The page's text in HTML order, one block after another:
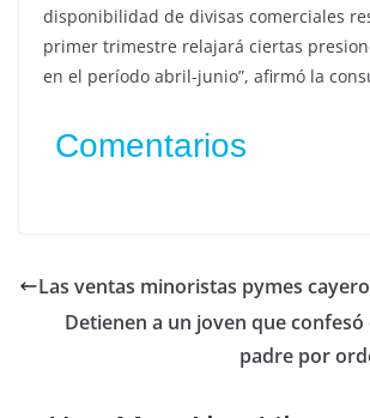
disponibilidad de divisas comerciales
primer trimestre relajará ciertas
en el período abril-junio”, afirmó la
Comentarios
Las ventas minoristas pymes
Detienen a un joven que
padre por